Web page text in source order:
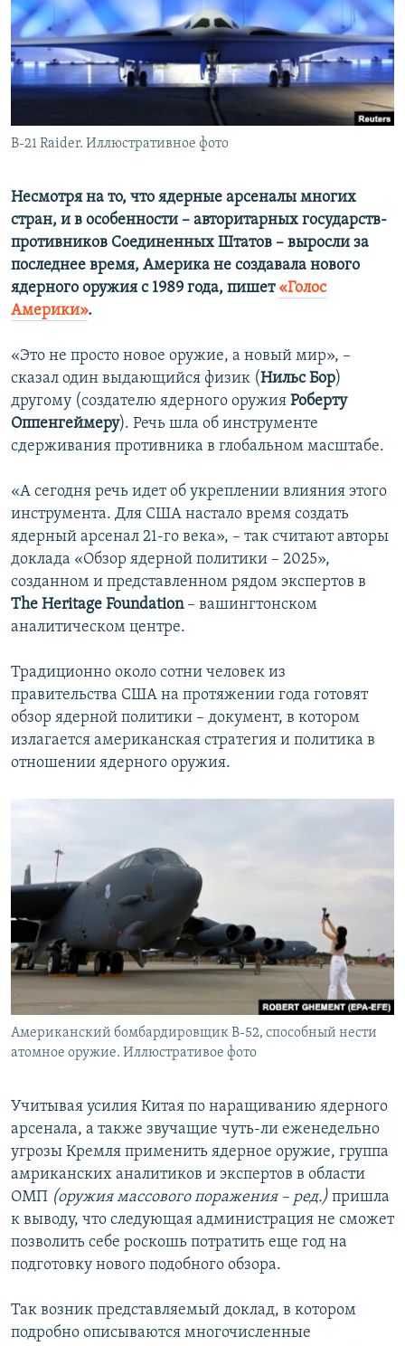
ПОБЕДИТЕЛЕЙ НЕ СУДЯТ?
КРЫМ.НЕПОКОРЕННЫЙ
ELIFBE
ПРИСОЕДИНЯЙТЕСЬ!
Все сайты RFE/RL
B-21 Raider. Иллюстративное фото
Несмотря на то, что ядерные арсеналы многих
стран, и в особенности – авторитарных государств-
противников Соединенных Штатов – выросли за
последнее время, Америка не создавала нового
ядерного оружия с 1989 года, пишет «Голос
Америки».
«Это не просто новое оружие, а новый мир», –
сказал один выдающийся физик (Нильс Бор)
другому (создателю ядерного оружия Роберту
Оппенгеймеру). Речь шла об инструменте
сдерживания противника в глобальном масштабе.
«А сегодня речь идет об укреплении влияния этого
инструмента. Для США настало время создать
ядерный арсенал 21-го века», – так считают авторы
доклада «Обзор ядерной политики – 2025»,
созданном и представленном рядом экспертов в
The Heritage Foundation– вашингтонском
аналитическом центре.
Традиционно около сотни человек из
правительства США на протяжении года готовят
обзор ядерной политики – документ, в котором
излагается американская стратегия и политика в
отношении ядерного оружия.
Американский бомбардировщик B-52, способный нести
атомное оружие. Иллюстративое фото
Учитывая усилия Китая по наращиванию ядерного
арсенала, а также звучащие чуть-ли еженедельно
угрозы Кремля применить ядерное оружие, группа
амриканских аналитиков и экспертов в области
ОМП (оружия массового поражения – ред.) пришла
к выводу, что следующая администрация не сможет
позволить себе роскошь потратить еще год на
подготовку нового подобного обзора.
Так возник представляемый доклад, в котором
подробно описываются многочисленные